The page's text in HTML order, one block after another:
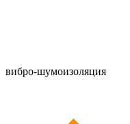
вибро-шумоизоляция